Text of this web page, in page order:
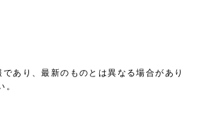
あり、最新のものとは異なる場合があり